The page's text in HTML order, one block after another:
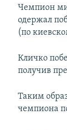
Чемпион
одержал
(по
Кличко
получив
Таким
чемпиона